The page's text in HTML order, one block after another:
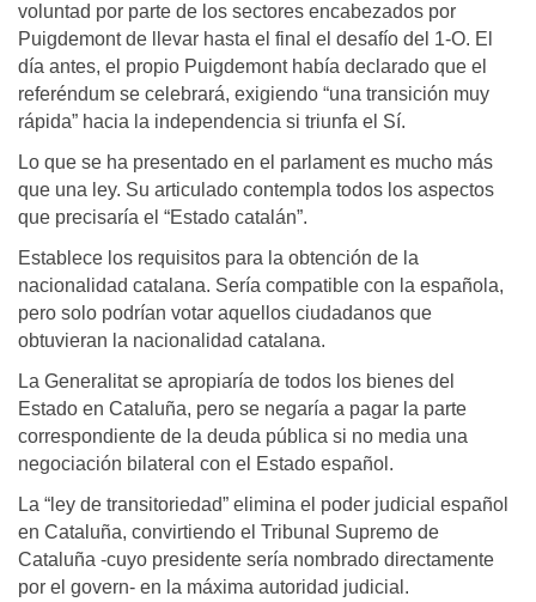
voluntad por parte de los sectores encabezados por
Puigdemont de llevar hasta el final el desafío del 1-O. El
día antes, el propio Puigdemont había declarado que el
referéndum se celebrará, exigiendo “una transición muy
rápida” hacia la independencia si triunfa el Sí.
Lo que se ha presentado en el parlament es mucho más
que una ley. Su articulado contempla todos los aspectos
que precisaría el “Estado catalán”.
Establece los requisitos para la obtención de la
nacionalidad catalana. Sería compatible con la española,
pero solo podrían votar aquellos ciudadanos que
obtuvieran la nacionalidad catalana.
La Generalitat se apropiaría de todos los bienes del
Estado en Cataluña, pero se negaría a pagar la parte
correspondiente de la deuda pública si no media una
negociación bilateral con el Estado español.
La “ley de transitoriedad” elimina el poder judicial español
en Cataluña, convirtiendo el Tribunal Supremo de
Cataluña -cuyo presidente sería nombrado directamente
por el govern- en la máxima autoridad judicial.